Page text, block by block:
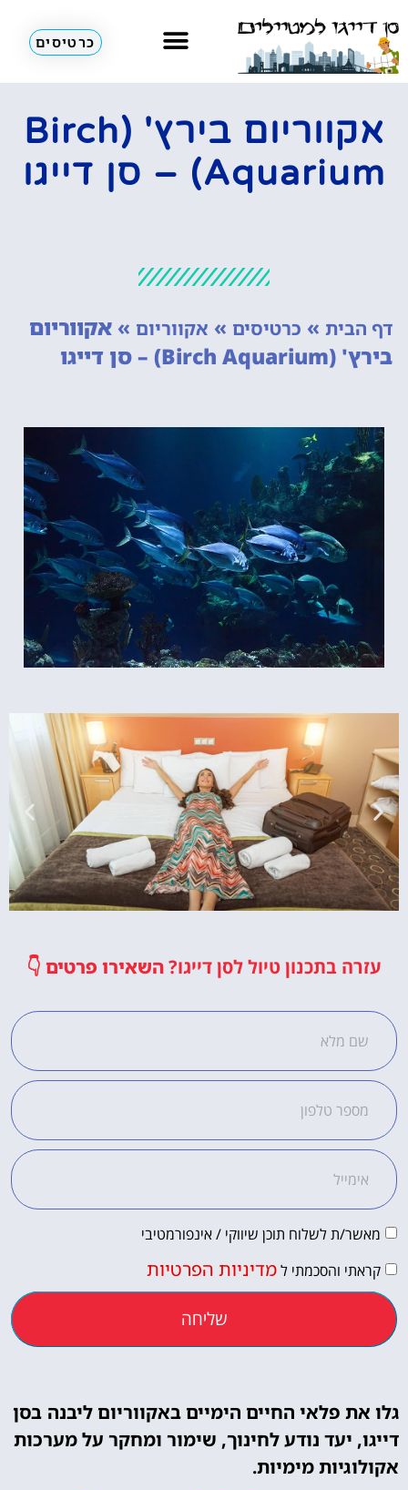
כרטיסים
אקווריום בירץ' (Birch
Aquarium) – סן דייגו
דף הבית » כרטיסים » אקווריום » אקווריום
בירץ' (Birch Aquarium) – סן דייגו
מציאת מלון
עזרה בתכנון טיול לסן דייגו?השאירו פרטים 👇
מאשר/ת לשלוח תוכן שיווקי / אינפורמטיבי
קראתי והסכמתי למדיניות הפרטיות
שליחה
גלו את פלאי החיים הימיים באקווריום ליבנה בסן
דייגו, יעד נודע לחינוך, שימור ומחקר על מערכות
אקולוגיות מימיות.